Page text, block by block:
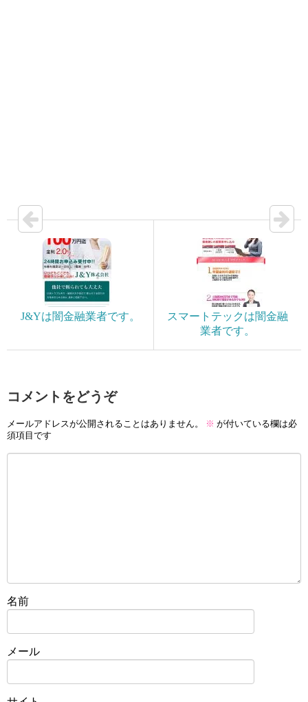
J&Yは闇金融業者です。
スマートテックは闇金融
業者です。
コメントをどうぞ
メールアドレスが公開されることはありません。 ※ が付いている欄は必
須項目です
名前
メール